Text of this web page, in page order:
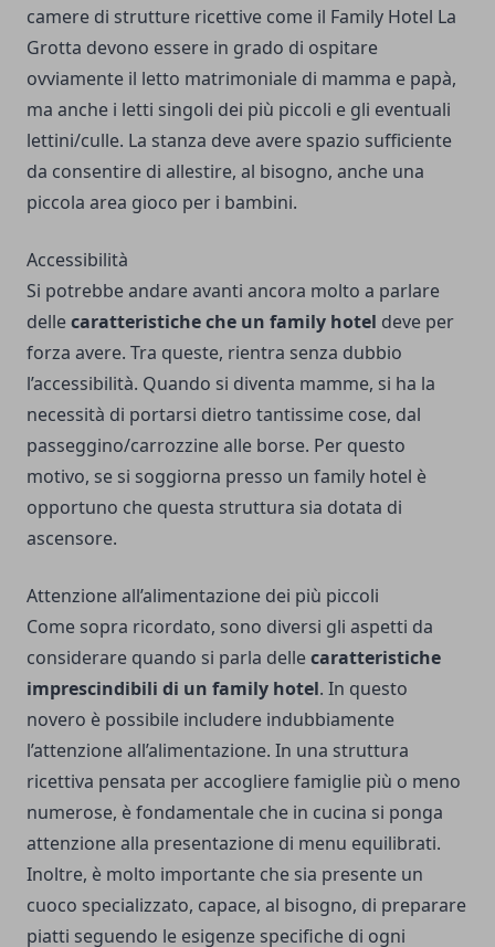
camere di strutture ricettive come il Family Hotel La
Grotta devono essere in grado di ospitare
ovviamente il letto matrimoniale di mamma e papà,
ma anche i letti singoli dei più piccoli e gli eventuali
lettini/culle. La stanza deve avere spazio sufficiente
da consentire di allestire, al bisogno, anche una
piccola area gioco per i bambini.
Accessibilità
Si potrebbe andare avanti ancora molto a parlare
dellecaratteristiche che un family hotel deve per
forza avere. Tra queste, rientra senza dubbio
l’accessibilità. Quando si diventa mamme, si ha la
necessità di portarsi dietro tantissime cose, dal
passeggino/carrozzine alle borse. Per questo
motivo, se si soggiorna presso un family hotel è
opportuno che questa struttura sia dotata di
ascensore.
Attenzione all’alimentazione dei più piccoli
Come sopra ricordato, sono diversi gli aspetti da
considerare quando si parla dellecaratteristiche
imprescindibili di un family hotel. In questo
novero è possibile includere indubbiamente
l’attenzione all’alimentazione. In una struttura
ricettiva pensata per accogliere famiglie più o meno
numerose, è fondamentale che in cucina si ponga
attenzione alla presentazione di menu equilibrati.
Inoltre, è molto importante che sia presente un
cuoco specializzato, capace, al bisogno, di preparare
piatti seguendo le esigenze specifiche di ogni